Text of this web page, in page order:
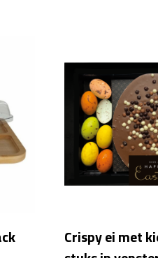
Crispy ei met